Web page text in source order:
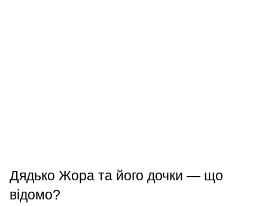
Дядько Жора та його дочки — що
відомо?